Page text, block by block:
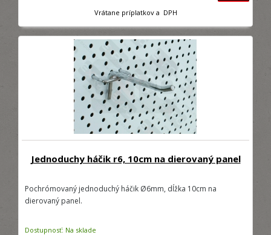
Vrátane príplatkov a DPH
Jednoduchy háčik r6, 10cm na dierovaný panel
Pochrómovaný jednoduchý háčik Ø6mm, dĺžka 10cm na
dierovaný panel.
Dostupnosť: Na sklade